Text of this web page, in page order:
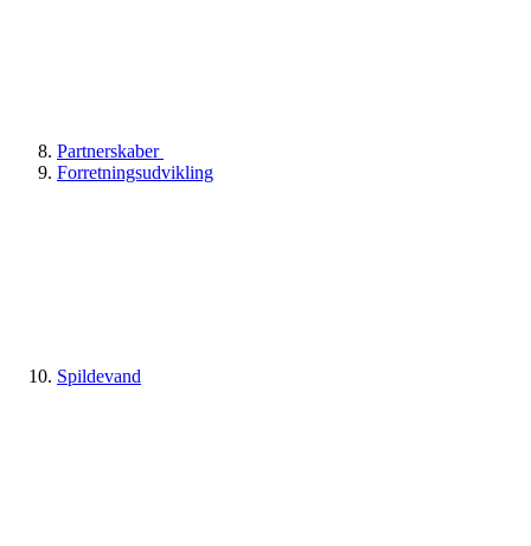
Partnerskaber
Forretningsudvikling
Spildevand